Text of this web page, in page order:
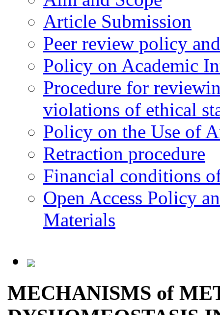
Article Submission
Peer review policy
Policy on Academic
Procedure for
violations of ethical
Policy on the Use of
Retraction procedure
Financial conditions
Open Access Policy
Materials
MECHANISMS of